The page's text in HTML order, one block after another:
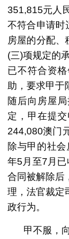
351,815元人
不符合申请时
房屋的分配、
(三)项规定的
已不符合资
助，要求甲于
随后向房屋
定，甲在提
244,080澳门
除与甲的社
年5月至7月已
合同被解除后
理，法官裁定
政行为。
甲不服，